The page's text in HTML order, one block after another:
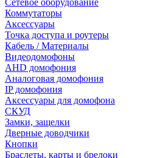
Сетевое оборудование
Коммутаторы
Аксессуары
Точка доступа и роутеры
Кабель / Материалы
Видеодомофоны
AHD домофония
Аналоговая домофония
IP домофония
Аксессуары для домофона
СКУД
Замки, защелки
Дверные доводчики
Кнопки
Браслеты, карты и брелоки